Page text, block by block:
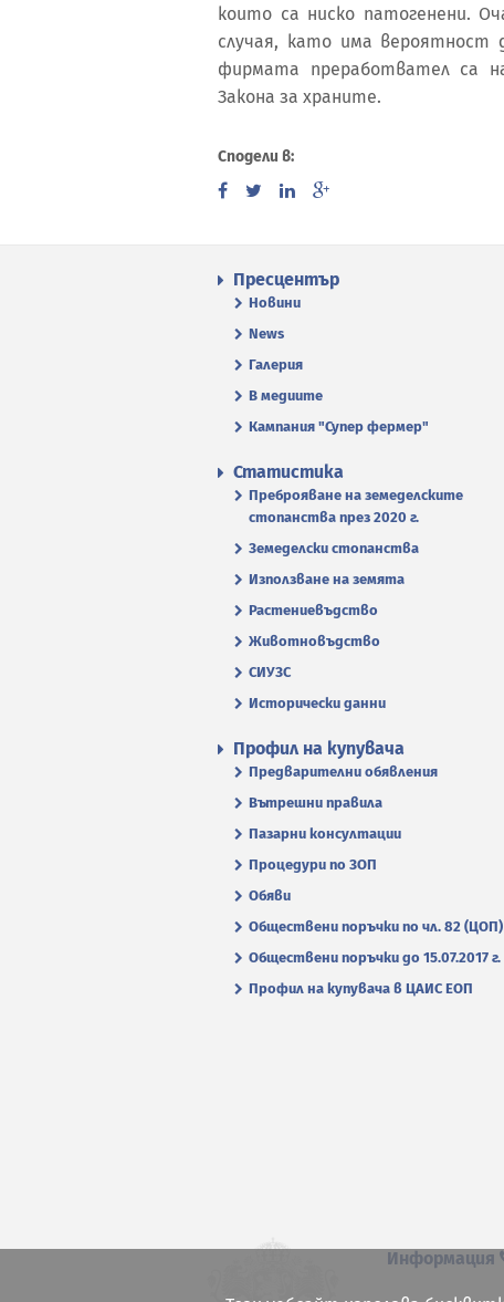
които са ниско патогенени.
случая, като има вероятност
фирмата преработвател са
Закона за храните.
Сподели в:
Пресцентър
Новини
News
Галерия
В медиите
Кампания "Супер фермер"
Статистика
Преброяване на земеделските
стопанства през 2020 г.
Земеделски стопанства
Използване на земята
Растениевъдство
Животновъдство
СИУЗС
Исторически данни
Профил на купувача
Предварителни обявления
Вътрешни правила
Пазарни консултации
Процедури по ЗОП
Обяви
Обществени поръчки по чл. 82 (ЦОП)
Обществени поръчки до 15.07.2017 г.
Профил на купувача в ЦАИС ЕОП
Информация